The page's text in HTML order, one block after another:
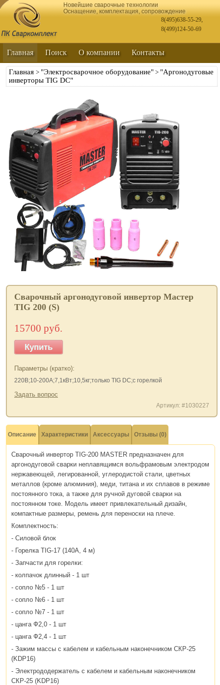
Новейшие сварочные технологии
Оснащение, комплектация, сопровождение
8(495)638-55-29,
8(499)124-50-69
Главная Поиск О компании Контакты
Главная > "Электросварочное оборудование" > "Аргонодуговые
инверторы TIG DC"
Сварочный аргонодуговой инвертор Мастер
TIG 200 (S)
15700 руб.
Купить
Параметры (кратко):
220В;10-200А;7,1кВт;10,5кг;только TIG DC;с горелкой
Задать вопрос
Артикул: #1030227
Описание Характеристики Аксессуары Отзывы (0)
Сварочный инвертор TIG-200 MASTER предназначен для
аргонодуговой сварки неплавящимся вольфрамовым электродом
нержавеющей, легированной, углеродистой стали, цветных
металлов (кроме алюминия), меди, титана и их сплавов в режиме
постоянного тока, а также для ручной дуговой сварки на
постоянном токе. Модель имеет привлекательный дизайн,
компактные размеры, ремень для переноски на плече.
Комплектность:
- Силовой блок
- Горелка TIG-17 (140А, 4 м)
- Запчасти для горелки:
- колпачок длинный - 1 шт
- сопло №5 - 1 шт
- сопло №6 - 1 шт
- сопло №7 - 1 шт
- цанга Ф2,0 - 1 шт
- цанга Ф2,4 - 1 шт
- Зажим массы с кабелем и кабельным наконечником СКР-25
(KDP16)
- Электрододержатель с кабелем и кабельным наконечником
СКР-25 (KDP16)